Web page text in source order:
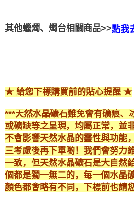
其他蠟燭、燭台相關商品>>點我
★ 給您下標購買前的貼心提醒 ★
***天然水晶礦石難免會有礦痕、
或礦缺等之呈現，均屬正常，並
不會影響天然水晶的靈性與功能
三考慮後再下單喲！我們會努力
一致，但天然水晶礦石是大自然
個都是獨一無二的，每一個水晶
顏色都會略有不同，下標前也請